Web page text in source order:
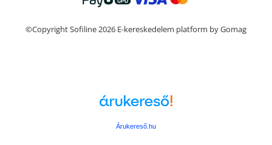
©Copyright Sofiline 2026 E-kereskedelem platform by Gomag
Árukereső.hu